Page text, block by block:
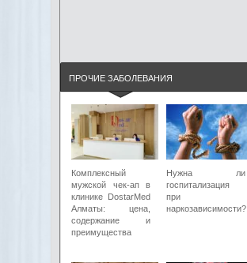
ПРОЧИЕ ЗАБОЛЕВАНИЯ
Комплексный
мужской чек-ап в
клинике DostarMed
Алматы: цена,
содержание и
преимущества
Нужна ли
госпитализация
при
наркозависимости?